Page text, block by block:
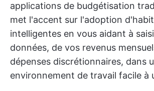
applications de budgétisation
met l'accent sur l'adoption
intelligentes en vous aidant à
données, de vos revenus
dépenses discrétionnaires, dans
environnement de travail facile à